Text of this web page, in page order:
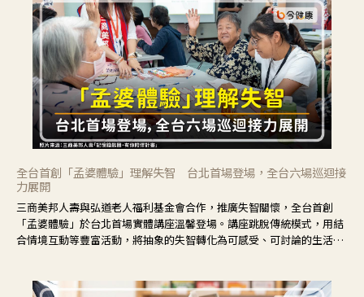
全台首創「孟婆體驗」理解失智 台北首場登場，全台六場巡迴接
力展開
三商美邦人壽與弘道老人福利基金會合作，推廣失智關懷，全台首創
「孟婆體驗」於台北首場實體講座溫馨登場。講座跳脫傳統模式，用結
合情境互動等豐富活動，將抽象的失智轉化為可感受、可討論的生活情